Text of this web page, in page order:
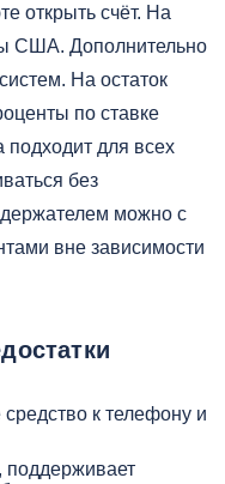
открыть счёт. На
США. Дополнительно
На остаток
по ставке
подходит для всех
без
можно с
вне зависимости
к телефону и
поддерживает